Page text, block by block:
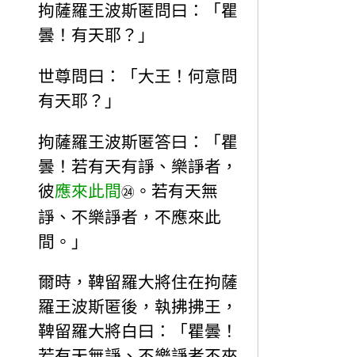
拘薩羅王波斯匿問曰：「瞿
曇！有天耶？」
世尊問曰：「大王！何意問
有天耶？」
拘薩羅王波斯匿答曰：「瞿
曇！若有天有諍、樂諍者，
彼應來此間㉔ 。若有天無
諍、不樂諍者，不應來此
間。」
爾時，鞞留羅大將住在拘薩
羅王波斯匿後，執拂拂王，
鞞留羅大將白曰：「瞿曇！